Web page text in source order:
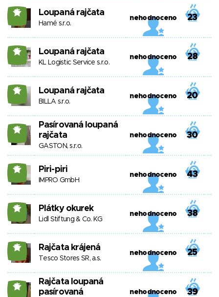
15 Loupaná rajčata
Hamé s.r.o.
nehodnoceno 23
15 Loupaná rajčata
KL Logistic Service s.r.o.
nehodnoceno 28
15 Loupaná rajčata
BILLA s.r.o.
nehodnoceno 20
15
Pasírovaná loupaná
rajčata
GASTON, s.r.o.
nehodnoceno 30
15 Piri-piri
IMPRO GmbH
nehodnoceno 43
15 Plátky okurek
Lidl Stiftung & Co. KG
nehodnoceno 38
15 Rajčata krájená
Tesco Stores SR, a.s.
nehodnoceno 25
15
Rajčata loupaná
pasírovaná
nehodnoceno 39